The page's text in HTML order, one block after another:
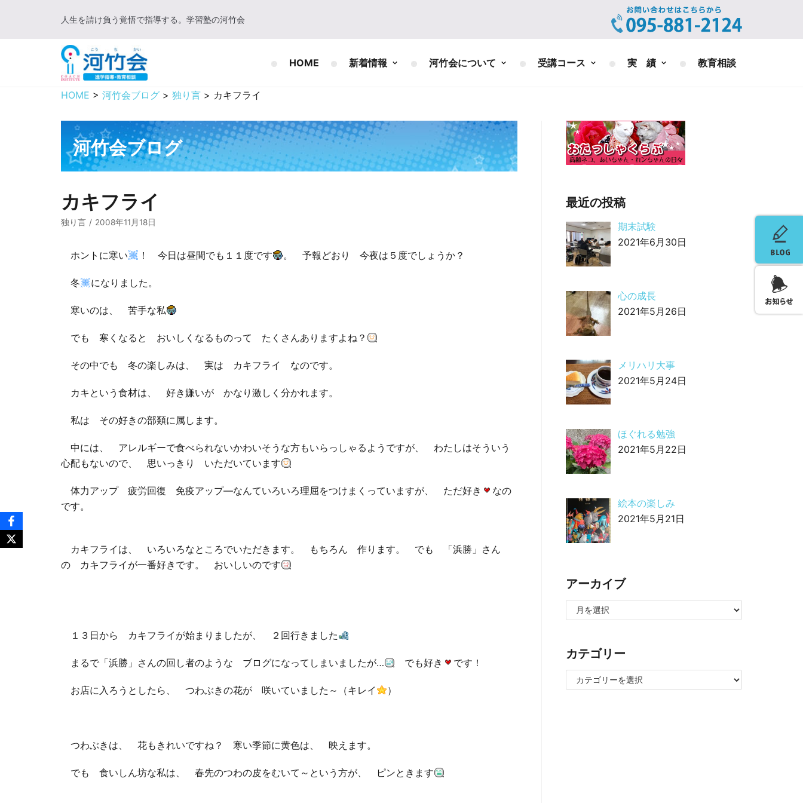
人生を請け負う覚悟で指導する。学習塾の河竹会
HOME 新着情報 河竹会について 受講コース 実 績 教育相談
HOME > 河竹会ブログ > 独り言 > カキフライ
河竹会ブログ
カキフライ
独り言 2008年11月18日
ホントに寒い ！ 今日は昼間でも１１度です 。 予報どおり 今夜は５度でしょうか？
冬 になりました。
寒いのは、 苦手な私
でも 寒くなると おいしくなるものって たくさんありますよね？
その中でも 冬の楽しみは、 実は カキフライ なのです。
カキという食材は、 好き嫌いが かなり激しく分かれます。
私は その好きの部類に属します。
中には、 アレルギーで食べられないかわいそうな方もいらっしゃるようですが、 わたしはそういう
心配もないので、 思いっきり いただいています
体力アップ 疲労回復 免疫アップ―なんていろいろ理屈をつけまくっていますが、 ただ好き
なの
です。
カキフライは、 いろいろなところでいただきます。 もちろん 作ります。 でも 「浜勝」さん
の カキフライが一番好きです。 おいしいのです
１３日から カキフライが始まりましたが、 ２回行きました
まるで「浜勝」さんの回し者のような ブログになってしまいましたが… でも好き です！
お店に入ろうとしたら、 つわぶきの花が 咲いていました～（キレイ ）
つわぶきは、 花もきれいですね？ 寒い季節に黄色は、 映えます。
でも 食いしん坊な私は、 春先のつわの皮をむいて～という方が、 ピンときます
最近の投稿
期末試験
2021年6月30日
心の成長
2021年5月26日
メリハリ大事
2021年5月24日
ほぐれる勉強
2021年5月22日
絵本の楽しみ
2021年5月21日
アーカイブ
カテゴリー